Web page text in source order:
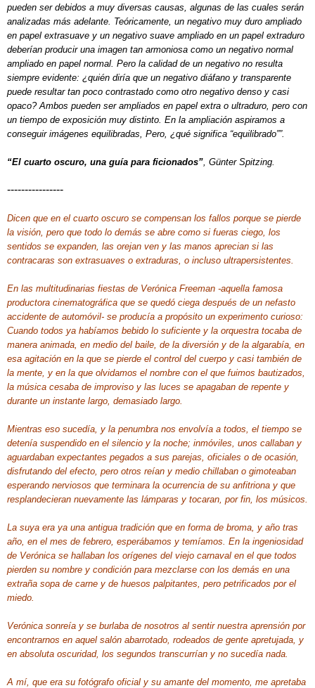
pueden ser debidos a muy diversas causas, algunas de las cuales serán
analizadas más adelante. Teóricamente, un negativo muy duro ampliado
en papel extrasuave y un negativo suave ampliado en un papel extraduro
deberían producir una imagen tan armoniosa como un negativo normal
ampliado en papel normal. Pero la calidad de un negativo no resulta
siempre evidente: ¿quién diría que un negativo diáfano y transparente
puede resultar tan poco contrastado como otro negativo denso y casi
opaco? Ambos pueden ser ampliados en papel extra o ultraduro, pero con
un tiempo de exposición muy distinto. En la ampliación aspiramos a
conseguir imágenes equilibradas, Pero, ¿qué significa “equilibrado””.
“El cuarto oscuro, una guía para ficionados” , Günter Spitzing.
----------------
Dicen que en el cuarto oscuro se compensan los fallos porque se pierde
la visión, pero que todo lo demás se abre como si fueras ciego, los
sentidos se expanden, las orejan ven y las manos aprecian si las
contracaras son extrasuaves o extraduras, o incluso ultrapersistentes.
En las multitudinarias fiestas de Verónica Freeman -aquella famosa
productora cinematográfica que se quedó ciega después de un nefasto
accidente de automóvil- se producía a propósito un experimento curioso:
Cuando todos ya habíamos bebido lo suficiente y la orquestra tocaba de
manera animada, en medio del baile, de la diversión y de la algarabía, en
esa agitación en la que se pierde el control del cuerpo y casi también de
la mente, y en la que olvidamos el nombre con el que fuimos bautizados,
la música cesaba de improviso y las luces se apagaban de repente y
durante un instante largo, demasiado largo.
Mientras eso sucedía, y la penumbra nos envolvía a todos, el tiempo se
detenía suspendido en el silencio y la noche; inmóviles, unos callaban y
aguardaban expectantes pegados a sus parejas, oficiales o de ocasión,
disfrutando del efecto, pero otros reían y medio chillaban o gimoteaban
esperando nerviosos que terminara la ocurrencia de su anfitriona y que
resplandecieran nuevamente las lámparas y tocaran, por fin, los músicos.
La suya era ya una antigua tradición que en forma de broma, y año tras
año, en el mes de febrero, esperábamos y temíamos. En la ingeniosidad
de Verónica se hallaban los orígenes del viejo carnaval en el que todos
pierden su nombre y condición para mezclarse con los demás en una
extraña sopa de carne y de huesos palpitantes, pero petrificados por el
miedo.
Verónica sonreía y se burlaba de nosotros al sentir nuestra aprensión por
encontrarnos en aquel salón abarrotado, rodeados de gente apretujada, y
en absoluta oscuridad, los segundos transcurrían y no sucedía nada.
A mí, que era su fotógrafo oficial y su amante del momento, me apretaba